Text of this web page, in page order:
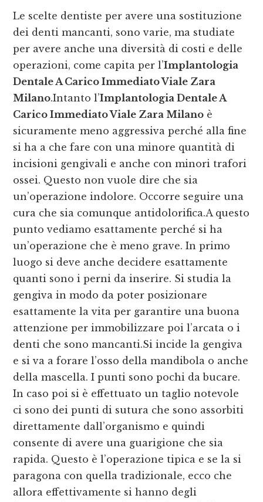
Le scelte dentiste per avere una sostituzione
dei denti mancanti, sono varie, ma studiate
per avere anche una diversità di costi e delle
operazioni, come capita per l’Implantologia
Dentale A Carico Immediato Viale Zara
Milano.Intanto l’Implantologia Dentale A
Carico Immediato Viale Zara Milano è
sicuramente meno aggressiva perché alla fine
si ha a che fare con una minore quantità di
incisioni gengivali e anche con minori trafori
ossei. Questo non vuole dire che sia
un’operazione indolore. Occorre seguire una
cura che sia comunque antidolorifica.A questo
punto vediamo esattamente perché si ha
un’operazione che è meno grave. In primo
luogo si deve anche decidere esattamente
quanti sono i perni da inserire. Si studia la
gengiva in modo da poter posizionare
esattamente la vita per garantire una buona
attenzione per immobilizzare poi l’arcata o i
denti che sono mancanti.Si incide la gengiva
e si va a forare l’osso della mandibola o anche
della mascella. I punti sono pochi da bucare.
In caso poi si è effettuato un taglio notevole
ci sono dei punti di sutura che sono assorbiti
direttamente dall’organismo e quindi
consente di avere una guarigione che sia
rapida. Questo è l’operazione tipica e se la si
paragona con quella tradizionale, ecco che
allora effettivamente si hanno degli